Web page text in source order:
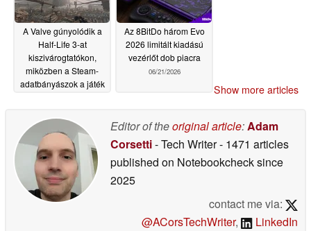
A Valve gúnyolódik a
Half-Life 3-at
kiszivárogtatókon,
miközben a Steam-
adatbányászok a játék
Az 8BitDo három Evo
2026 limitált kiadású
vezérlőt dob piacra
06/21/2026
Show more articles
Editor of theoriginal article:Adam
Corsetti- Tech Writer- 1471 articles
published on Notebookchecksince
2025
contact me via:
@ACorsTechWriter, LinkedIn